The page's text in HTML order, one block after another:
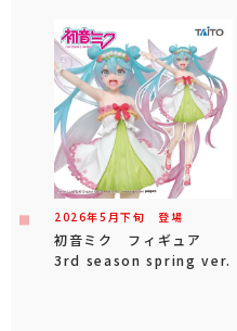
2026年5 月下旬 登場
初音ミク フィギュア
3rd season spring ver.